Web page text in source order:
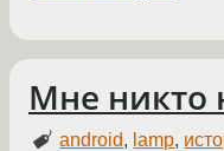
Мне никто
android, lamp,